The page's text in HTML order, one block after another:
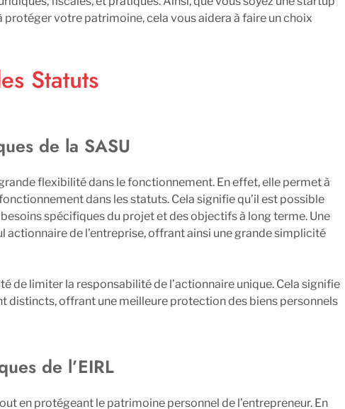
votre patrimoine, cela vous aidera à faire un choix
Statuts
de la SASU
flexibilité dans le fonctionnement. En effet, elle permet à
dans les statuts. Cela signifie qu’il est possible
spécifiques du projet et des objectifs à long terme. Une
actionnaire de l’entreprise, offrant ainsi une grande simplicité
de limiter la responsabilité de l’actionnaire unique. Cela signifie
distincts, offrant une meilleure protection des biens personnels
de l’EIRL
en protégeant le patrimoine personnel de l’entrepreneur. En